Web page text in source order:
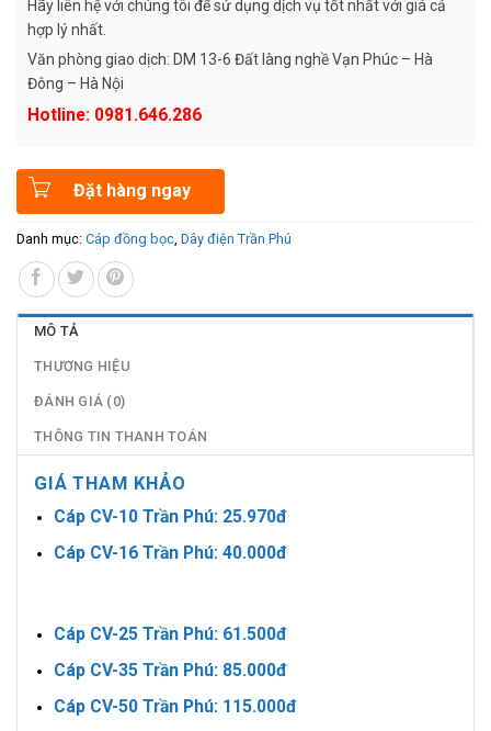
Hãy liên hệ với chúng tôi để sử dụng dịch vụ tốt nhất với giá cả
hợp lý nhất.
Văn phòng giao dịch: DM 13-6 Đất làng nghề Vạn Phúc – Hà
Đông – Hà Nội
Hotline: 0981.646.286
Đặt hàng ngay
Danh mục: Cáp đồng bọc, Dây điện Trần Phú
MÔ TẢ
THƯƠNG HIỆU
ĐÁNH GIÁ (0)
THÔNG TIN THANH TOÁN
GIÁ THAM KHẢO
Cáp CV-10 Trần Phú: 25.970đ
Cáp CV-16 Trần Phú: 40.000đ
Cáp CV-25 Trần Phú: 61.500đ
Cáp CV-35 Trần Phú: 85.000đ
Cáp CV-50 Trần Phú: 115.000đ